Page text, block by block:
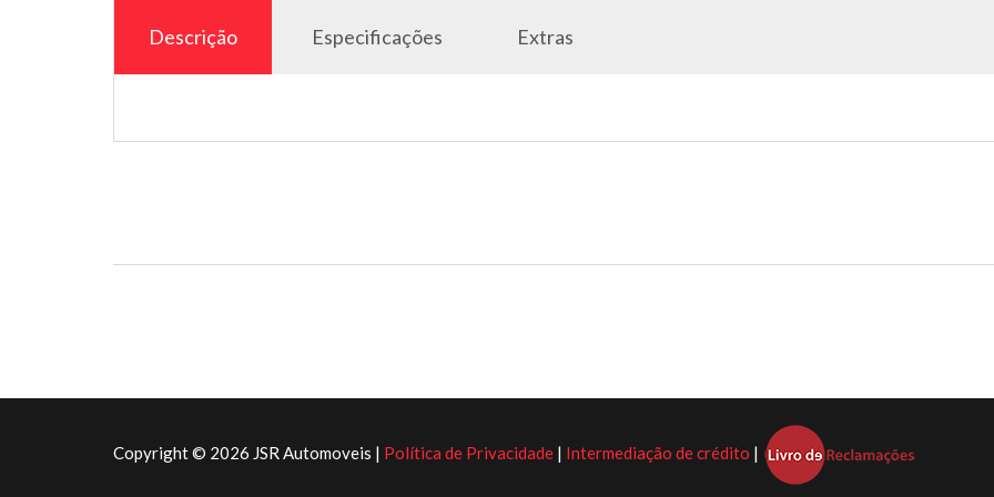
Descrição Especificações Extras
Copyright © 2026 JSR Automoveis | Política de Privacidade | Intermediação de crédito |